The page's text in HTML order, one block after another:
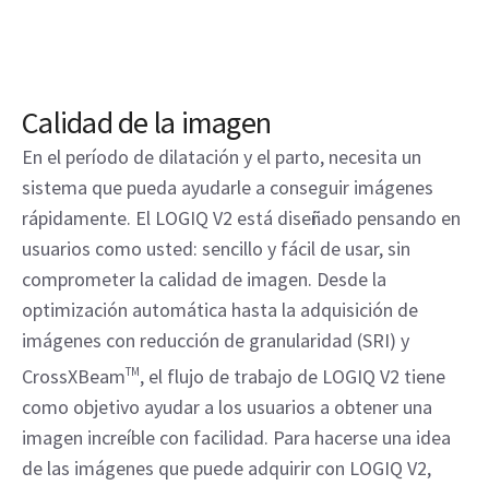
Calidad de la imagen
En el período de dilatación y el parto, necesita un
sistema que pueda ayudarle a conseguir imágenes
rápidamente. El LOGIQ V2 está diseñado pensando en
usuarios como usted: sencillo y fácil de usar, sin
comprometer la calidad de imagen. Desde la
optimización automática hasta la adquisición de
imágenes con reducción de granularidad (SRI) y
CrossXBeamTM, el flujo de trabajo de LOGIQ V2 tiene
como objetivo ayudar a los usuarios a obtener una
imagen increíble con facilidad. Para hacerse una idea
de las imágenes que puede adquirir con LOGIQ V2,